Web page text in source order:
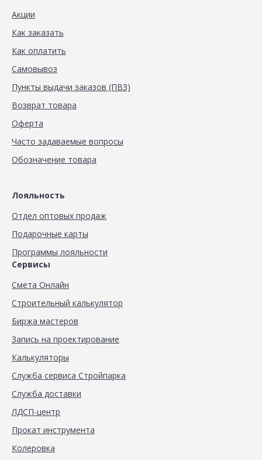
Акции
Как заказать
Как оплатить
Самовывоз
Пункты выдачи заказов (ПВЗ)
Возврат товара
Оферта
Часто задаваемые вопросы
Обозначение товара
Лояльность
Отдел оптовых продаж
Подарочные карты
Программы лояльности
Сервисы
Смета Онлайн
Строительный калькулятор
Биржа мастеров
Запись на проектирование
Калькуляторы
Служба сервиса Стройпарка
Служба доставки
ЛДСП-центр
Прокат инструмента
Колеровка